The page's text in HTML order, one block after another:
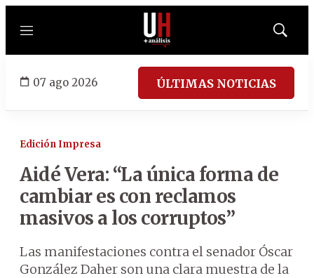
Menú
Mostrar
07 ago 2026 ÚLTIMAS NOTICIAS
Edición Impresa
Aidé Vera: “La única forma de
cambiar es con reclamos
masivos a los corruptos”
Las manifestaciones contra el senador Óscar
González Daher son una clara muestra de la